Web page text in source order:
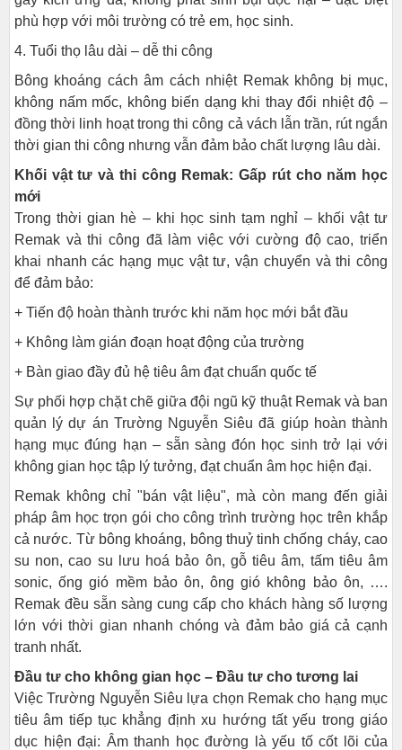
phù hợp với môi trường có trẻ em, học sinh.
4. Tuổi thọ lâu dài – dễ thi công
Bông khoáng cách âm cách nhiệt Remak không bị mục,
không nấm mốc, không biến dạng khi thay đổi nhiệt độ –
đồng thời linh hoạt trong thi công cả vách lẫn trần, rút ngắn
thời gian thi công nhưng vẫn đảm bảo chất lượng lâu dài.
Khối vật tư và thi công Remak: Gấp rút cho năm học
mới
Trong thời gian hè – khi học sinh tạm nghỉ – khối vật tư
Remak và thi công đã làm việc với cường độ cao, triển
khai nhanh các hạng mục vật tư, vận chuyển và thi công
để đảm bảo:
+ Tiến độ hoàn thành trước khi năm học mới bắt đầu
+ Không làm gián đoạn hoạt động của trường
+ Bàn giao đầy đủ hệ tiêu âm đạt chuẩn quốc tế
Sự phối hợp chặt chẽ giữa đội ngũ kỹ thuật Remak và ban
quản lý dự án Trường Nguyễn Siêu đã giúp hoàn thành
hạng mục đúng hạn – sẵn sàng đón học sinh trở lại với
không gian học tập lý tưởng, đạt chuẩn âm học hiện đại.
Remak không chỉ "bán vật liệu", mà còn mang đến giải
pháp âm học trọn gói cho công trình trường học trên khắp
cả nước. Từ bông khoáng, bông thuỷ tinh chống cháy, cao
su non, cao su lưu hoá bảo ôn, gỗ tiêu âm, tấm tiêu âm
sonic, ống gió mềm bảo ôn, ông gió không bảo ôn, ….
Remak đều sẵn sàng cung cấp cho khách hàng số lượng
lớn với thời gian nhanh chóng và đảm bảo giá cả cạnh
tranh nhất.
Đầu tư cho không gian học – Đầu tư cho tương lai
Việc Trường Nguyễn Siêu lựa chọn Remak cho hạng mục
tiêu âm tiếp tục khẳng định xu hướng tất yếu trong giáo
dục hiện đại: Âm thanh học đường là yếu tố cốt lõi của